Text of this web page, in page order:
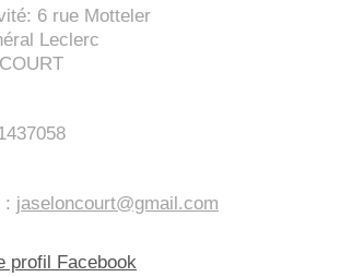
6 rue Motteler
Leclerc
: jaseloncourt@gmail.com
profil Facebook